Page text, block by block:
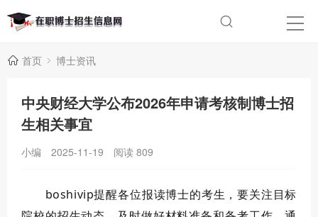
首页 博士资讯
中央财经大学公布2026年申请考核制博士招
生相关事宜
小编 2025-11-19 阅读 809
boshivip提醒各位报读博士的考生，要关注目标